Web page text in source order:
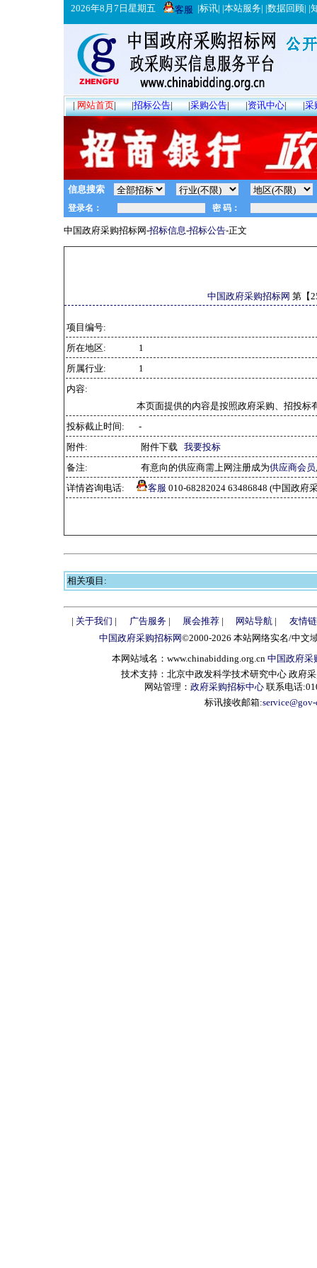
2026年8月7日星期五 客服 |标讯| |本站服务| |数据回顾| |
|网站首页| |招标公告| |采购公告| |资讯中心| |采
信息搜索
中国政府采购招标网-招标信息-招标公告-正文
中国政府采购招标网 第【
项目编号:
所在地区:
1
所属行业:
1
内容:
本页面提供的内容是按照政府采购、招投标
投标截止时间:
-
附件:
附件下载 我要投标
备注:
有意向的供应商需上网注册成为供应商会员
详情咨询电话:
客服 010-68282024 63486848 (中国政府
相关项目:
| 关于我们 | 广告服务| 展会推荐| 网站导航 |
友情
中国政府采购招标网©2000-2026 本站网络实名/中文
本网站域名：www.chinabidding.org.cn 中国政府采
技术支持：北京中政发科学技术研究中心 政府
网站管理： 政府采购招标中心 联系电话
标讯接收邮箱: